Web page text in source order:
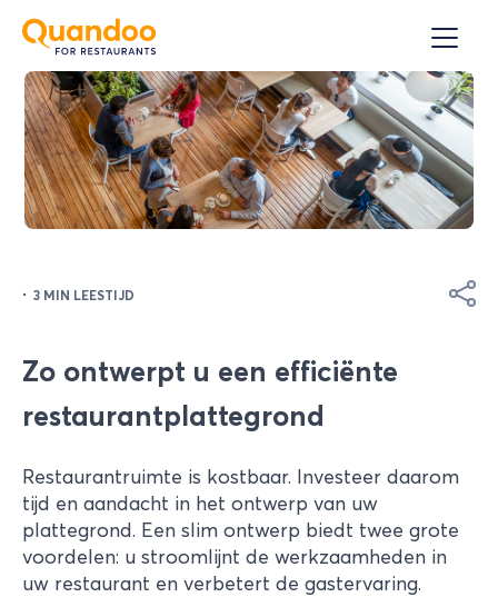
· 3 MIN LEESTIJD
Zo ontwerpt u een efficiënte
restaurantplattegrond
Restaurantruimte is kostbaar. Investeer daarom
tijd en aandacht in het ontwerp van uw
plattegrond. Een slim ontwerp biedt twee grote
voordelen: u stroomlijnt de werkzaamheden in
uw restaurant en verbetert de gastervaring.